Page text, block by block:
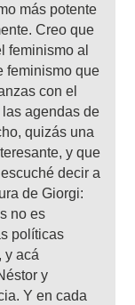
más potente
Creo que
feminismo al
feminismo que
con el
agendas de
quizás una
y que
decir a
de Giorgi:
no es
políticas
y acá
y
Y en cada